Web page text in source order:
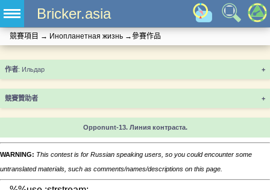
Bricker.asia
競賽項目 → Инопланетная жизнь →參賽作品
+
競賽贊助者 +
Оpponunt-13. Линия контраста.
WARNING: This contest is for Russian speaking users, so you could encounter some
untranslated materials, such as comments/names/descriptions on this page.